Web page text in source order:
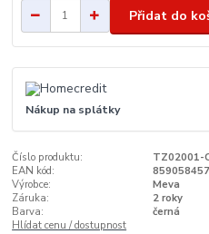
Přidat do
Nákup na splátky
Číslo produktu:
TZ02001-
EAN kód:
Výrobce:
Meva
Záruka:
2 roky
Barva:
černá
Hlídat cenu / dostupnost